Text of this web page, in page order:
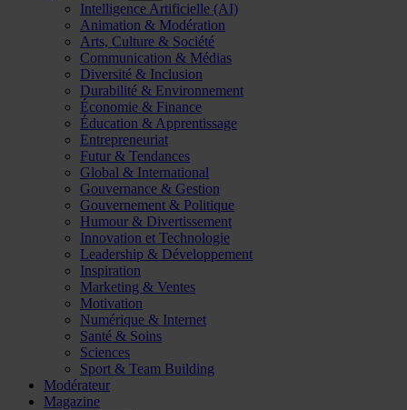
Intelligence Artificielle (AI)
Animation & Modération
Arts, Culture & Société
Communication & Médias
Diversité & Inclusion
Durabilité & Environnement
Économie & Finance
Éducation & Apprentissage
Entrepreneuriat
Futur & Tendances
Global & International
Gouvernance & Gestion
Gouvernement & Politique
Humour & Divertissement
Innovation et Technologie
Leadership & Développement
Inspiration
Marketing & Ventes
Motivation
Numérique & Internet
Santé & Soins
Sciences
Sport & Team Building
Modérateur
Magazine